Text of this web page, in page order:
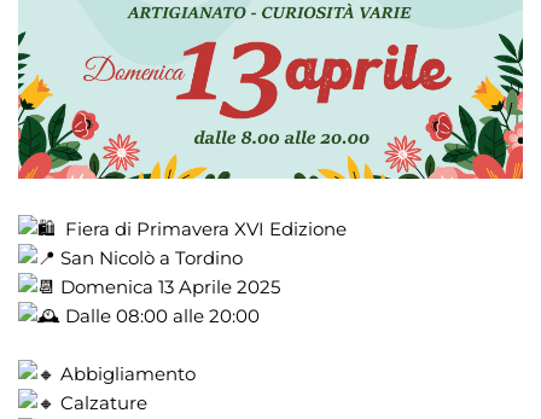
Fiera di Primavera XVI Edizione
San Nicolò a Tordino
Domenica 13 Aprile 2025
Dalle 08:00 alle 20:00
Abbigliamento
Calzature